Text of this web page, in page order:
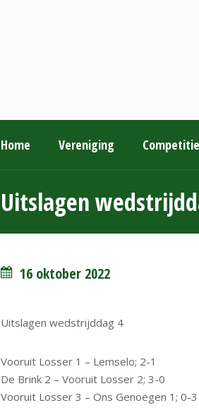
Home Vereniging Competitie
Uitslagen
16 oktober 2022
Uitslagen wedstrijddag 4
Vooruit Losser 1 – Lemselo; 2-1
De Brink 2 – Vooruit Losser 2; 3-0
Vooruit Losser 3 – Ons Genoegen 1; 0-3